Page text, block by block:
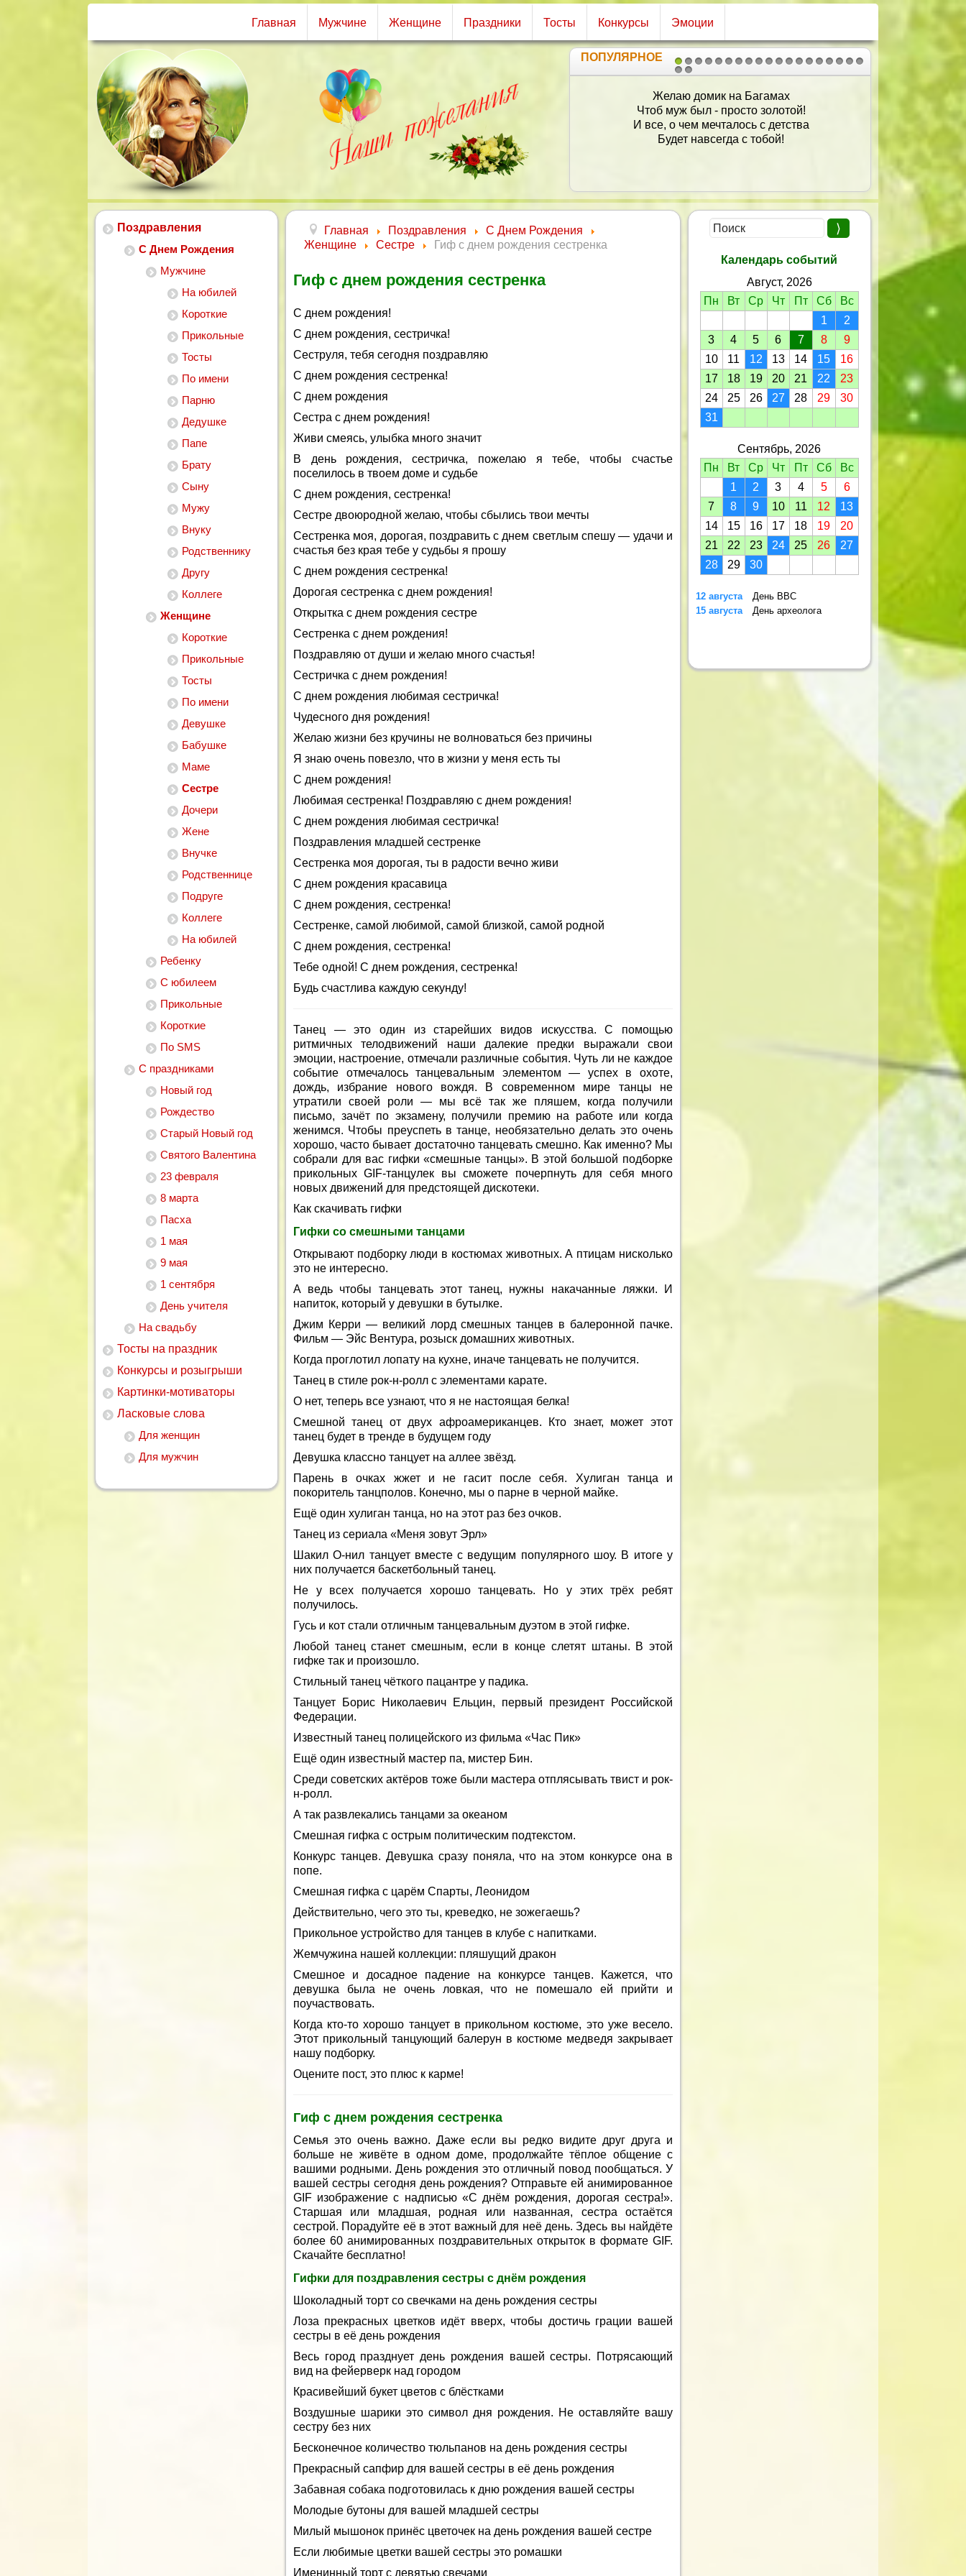
Главная Мужчине Женщине Праздники Тосты Конкурсы Эмоции
1 2
2021
ПОПУЛЯРНОЕ
Пусть счастья будет полон дом,
И станет, без сомненья,
Прекрасным, светлым, добрым днем
День твоего рожденья.
Поздравления
С Днем Рождения
Мужчине
На юбилей
Короткие
Прикольные
Тосты
По имени
Парню
Дедушке
Папе
Брату
Сыну
Мужу
Внуку
Родственнику
Другу
Коллеге
Женщине
Короткие
Прикольные
Тосты
По имени
Девушке
Бабушке
Маме
Сестре
Дочери
Жене
Внучке
Родственнице
Подруге
Коллеге
На юбилей
Ребенку
С юбилеем
Прикольные
Короткие
По SMS
С праздниками
Новый год
Рождество
Старый Новый год
Святого Валентина
23 февраля
8 марта
Пасха
1 мая
9 мая
1 сентября
День учителя
На свадьбу
Тосты на праздник
Конкурсы и розыгрыши
Картинки-мотиваторы
Ласковые слова
Для женщин
Для мужчин
Главная Поздравления
С Днем Рождения
Женщине
Сестре Гиф с днем рождения сестренка
Гиф с днем рождения сестренка
С днем рождения!
С днем рождения, сестричка!
Сеструля, тебя сегодня поздравляю
С днем рождения сестренка!
С днем рождения
Сестра с днем рождения!
Живи смеясь, улыбка много значит
В день рождения, сестричка, пожелаю я тебе, чтобы счастье
поселилось в твоем доме и судьбе
С днем рождения, сестренка!
Сестре двоюродной желаю, чтобы сбылись твои мечты
Сестренка моя, дорогая, поздравить с днем светлым спешу — удачи и
счастья без края тебе у судьбы я прошу
С днем рождения сестренка!
Дорогая сестренка с днем рождения!
Открытка с днем рождения сестре
Сестренка с днем рождения!
Поздравляю от души и желаю много счастья!
Сестричка с днем рождения!
С днем рождения любимая сестричка!
Чудесного дня рождения!
Желаю жизни без кручины не волноваться без причины
Я знаю очень повезло, что в жизни у меня есть ты
С днем рождения!
Любимая сестренка! Поздравляю с днем рождения!
С днем рождения любимая сестричка!
Поздравления младшей сестренке
Сестренка моя дорогая, ты в радости вечно живи
С днем рождения красавица
С днем рождения, сестренка!
Сестренке, самой любимой, самой близкой, самой родной
С днем рождения, сестренка!
Тебе одной! С днем рождения, сестренка!
Будь счастлива каждую секунду!
Танец — это один из старейших видов искусства. С помощью
ритмичных телодвижений наши далекие предки выражали свои
эмоции, настроение, отмечали различные события. Чуть ли не каждое
событие отмечалось танцевальным элементом — успех в охоте,
дождь, избрание нового вождя. В современном мире танцы не
утратили своей роли — мы всё так же пляшем, когда получили
письмо, зачёт по экзамену, получили премию на работе или когда
женимся. Чтобы преуспеть в танце, необязательно делать это очень
хорошо, часто бывает достаточно танцевать смешно. Как именно? Мы
собрали для вас гифки «смешные танцы». В этой большой подборке
прикольных GIF-танцулек вы сможете почерпнуть для себя много
новых движений для предстоящей дискотеки.
Как скачивать гифки
Гифки со смешными танцами
Открывают подборку люди в костюмах животных. А птицам нисколько
это не интересно.
А ведь чтобы танцевать этот танец, нужны накачанные ляжки. И
напиток, который у девушки в бутылке.
Джим Керри — великий лорд смешных танцев в балеронной пачке.
Фильм — Эйс Вентура, розыск домашних животных.
Когда проглотил лопату на кухне, иначе танцевать не получится.
Танец в стиле рок-н-ролл с элементами карате.
О нет, теперь все узнают, что я не настоящая белка!
Смешной танец от двух афроамериканцев. Кто знает, может этот
танец будет в тренде в будущем году
Девушка классно танцует на аллее звёзд.
Парень в очках жжет и не гасит после себя. Хулиган танца и
покоритель танцполов. Конечно, мы о парне в черной майке.
Ещё один хулиган танца, но на этот раз без очков.
Танец из сериала «Меня зовут Эрл»
Шакил О-нил танцует вместе с ведущим популярного шоу. В итоге у
них получается баскетбольный танец.
Не у всех получается хорошо танцевать. Но у этих трёх ребят
получилось.
Гусь и кот стали отличным танцевальным дуэтом в этой гифке.
Любой танец станет смешным, если в конце слетят штаны. В этой
гифке так и произошло.
Стильный танец чёткого пацантре у падика.
Танцует Борис Николаевич Ельцин, первый президент Российской
Федерации.
Известный танец полицейского из фильма «Час Пик»
Ещё один известный мастер па, мистер Бин.
Среди советских актёров тоже были мастера отплясывать твист и рок-
н-ролл.
А так развлекались танцами за океаном
Смешная гифка с острым политическим подтекстом.
Конкурс танцев. Девушка сразу поняла, что на этом конкурсе она в
попе.
Смешная гифка с царём Спарты, Леонидом
Действительно, чего это ты, креведко, не зожегаешь?
Прикольное устройство для танцев в клубе с напитками.
Жемчужина нашей коллекции: пляшущий дракон
Смешное и досадное падение на конкурсе танцев. Кажется, что
девушка была не очень ловкая, что не помешало ей прийти и
поучаствовать.
Когда кто-то хорошо танцует в прикольном костюме, это уже весело.
Этот прикольный танцующий балерун в костюме медведя закрывает
нашу подборку.
Оцените пост, это плюс к карме!
Гиф с днем рождения сестренка
Семья это очень важно. Даже если вы редко видите друг друга и
больше не живёте в одном доме, продолжайте тёплое общение с
вашими родными. День рождения это отличный повод пообщаться. У
вашей сестры сегодня день рождения? Отправьте ей анимированное
GIF изображение с надписью «С днём рождения, дорогая сестра!».
Старшая или младшая, родная или названная, сестра остаётся
сестрой. Порадуйте её в этот важный для неё день. Здесь вы найдёте
более 60 анимированных поздравительных открыток в формате GIF.
Скачайте бесплатно!
Гифки для поздравления сестры с днём рождения
Шоколадный торт со свечками на день рождения сестры
Лоза прекрасных цветков идёт вверх, чтобы достичь грации вашей
сестры в её день рождения
Весь город празднует день рождения вашей сестры. Потрясающий
вид на фейерверк над городом
Красивейший букет цветов с блёстками
Воздушные шарики это символ дня рождения. Не оставляйте вашу
сестру без них
Бесконечное количество тюльпанов на день рождения сестры
Прекрасный сапфир для вашей сестры в её день рождения
Забавная собака подготовилась к дню рождения вашей сестры
Молодые бутоны для вашей младшей сестры
Милый мышонок принёс цветочек на день рождения вашей сестре
Если любимые цветки вашей сестры это ромашки
Именинный торт с девятью свечами
Календарь событий
Август, 2026
Пн
Вт Ср Чт Пт Сб
Вс
1
2
3
4 5 6 7 8
9
10
11 12 13 14 15
16
17
18 19 20 21 22
23
24
25 26 27 28 29
30
31
Сентябрь, 2026
Пн
Вт Ср Чт Пт Сб
Вс
1
2 3 4 5
6
7
8 9 10 11 12
13
14
15 16 17 18 19
20
21
22 23 24 25 26
27
28
29 30
12 августа
День ВВС
15 августа
День археолога